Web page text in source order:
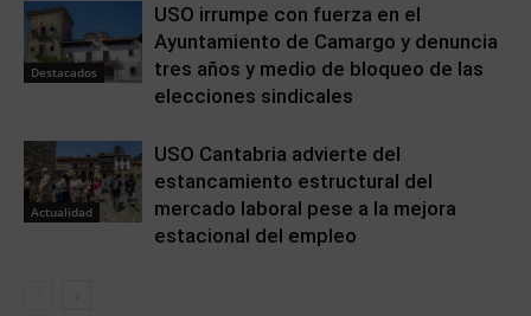
Destacados
USO irrumpe con fuerza en el
Ayuntamiento de Camargo y denuncia
tres años y medio de bloqueo de las
elecciones sindicales
Actualidad
USO Cantabria advierte del
estancamiento estructural del
mercado laboral pese a la mejora
estacional del empleo